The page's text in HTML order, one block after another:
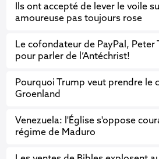
Ils ont accepté de lever le voile
amoureuse pas toujours rose
Le cofondateur de PayPal, Peter
pour parler de l’Antéchrist!
Pourquoi Trump veut prendre le
Groenland
Venezuela: l'Église s'oppose
régime de Maduro